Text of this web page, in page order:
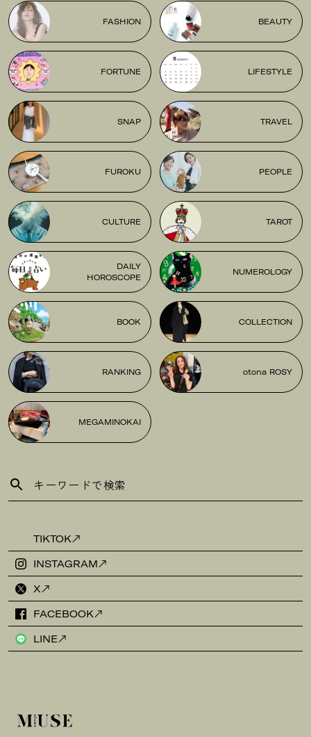
FASHION BEAUTY
FORTUNE LIFESTYLE
SNAP TRAVEL
FUROKU PEOPLE
CULTURE TAROT
DAILY
HOROSCOPE
NUMEROLOGY
BOOK COLLECTION
RANKING otona ROSY
MEGAMINOKAI
TIKTOK
INSTAGRAM
X
FACEBOOK
LINE